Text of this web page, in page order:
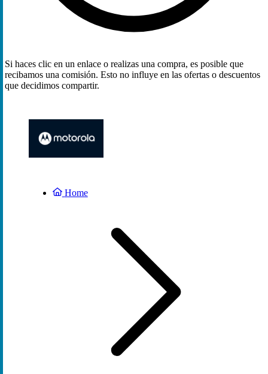
Si haces clic en un enlace o realizas una compra, es posible que
recibamos una comisión. Esto no influye en las ofertas o descuentos
que decidimos compartir.
Home